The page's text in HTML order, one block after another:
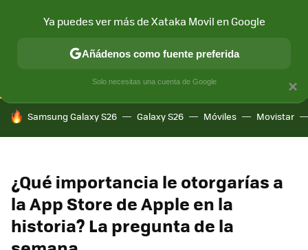
CONECTIVIDAD MÓVIL Y SOCIEDAD APLICACIONES
HOY SE HABLA DE
Samsung Galaxy S26 Galaxy S26 Móviles Movistar
¿Qué importancia le otorgarías a
la App Store de Apple en la
historia? La pregunta de la
×
Ya puedes ver más de Xataka Movil en Google
Añádenos como fuente preferida
Solo necesitas una cuenta de Google